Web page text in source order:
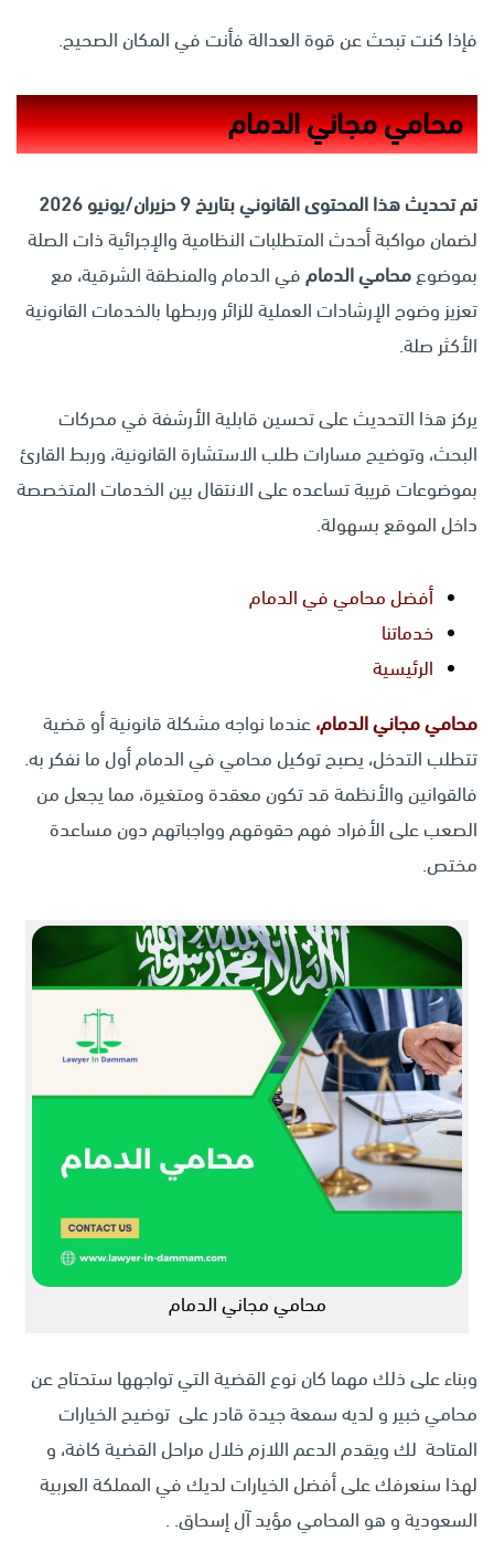
فإذا كنت تبحث عن قوة العدالة فأنت في المكان الصحيح.
محامي مجاني الدمام
تم تحديث هذا المحتوى القانوني بتاريخ 9 حزيران/يونيو 2026
لضمان مواكبة أحدث المتطلبات النظامية والإجرائية ذات الصلة
بموضوعمحامي الدمامفي الدمام والمنطقة الشرقية، مع
تعزيز وضوح الإرشادات العملية للزائر وربطها بالخدمات القانونية
الأكثر صلة.
يركز هذا التحديث على تحسين قابلية الأرشفة في محركات
البحث، وتوضيح مسارات طلب الاستشارة القانونية، وربط القارئ
بموضوعات قريبة تساعده على الانتقال بين الخدمات المتخصصة
داخل الموقع بسهولة.
أفضل محامي في الدمام
خدماتنا
الرئيسية
محامي مجاني الدمام،عندما نواجه مشكلة قانونية أو قضية
تتطلب التدخل، يصبح توكيل محامي في الدمام أول ما نفكر به.
فالقوانين والأنظمة قد تكون معقدة ومتغيرة، مما يجعل من
الصعب على الأفراد فهم حقوقهم وواجباتهم دون مساعدة
مختص.
محامي مجاني الدمام
وبناء على ذلك مهما كان نوع القضية التي تواجهها ستحتاج عن
محامي خبير و لديه سمعة جيدة قادر على توضيح الخيارات
المتاحة لك ويقدم الدعم اللازم خلال مراحل القضية كافة، و
لهذا سنعرفك على أفضل الخيارات لديك في المملكة العربية
السعودية و هو المحامي مؤيد آل إسحاق. .